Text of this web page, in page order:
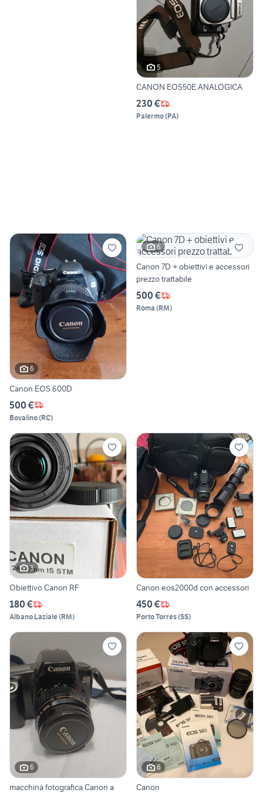
5
CANON EOS50E ANALOGICA
230 €
Palermo(PA)
6
Canon EOS 600D
500 €
Bovalino(RC)
6
Canon 7D + obiettivi e accessori
prezzo trattabile
500 €
Roma (RM)
3
Obiettivo Canon RF
180 €
Albano Laziale(RM)
Canon eos2000d con accessori
450 €
Porto Torres(SS)
6
macchina fotografica Canon a
6
Canon